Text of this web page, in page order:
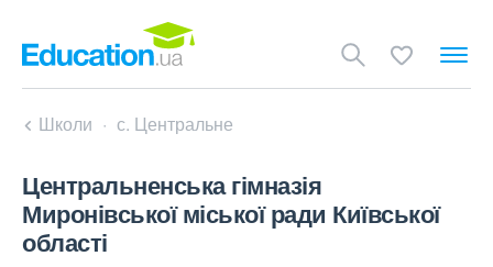
Школи с. Центральне
Центральненська гімназія
Миронівської міської ради Київської
області